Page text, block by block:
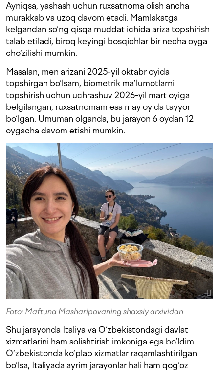
Ayniqsa, yashash uchun ruxsatnoma olish ancha
murakkab va uzoq davom etadi. Mamlakatga
kelgandan so‘ng qisqa muddat ichida ariza topshirish
talab etiladi, biroq keyingi bosqichlar bir necha oyga
cho‘zilishi mumkin.
Masalan, men arizani 2025-yil oktabr oyida
topshirgan bo‘lsam, biometrik ma’lumotlarni
topshirish uchun uchrashuv 2026-yil mart oyiga
belgilangan, ruxsatnomam esa may oyida tayyor
bo‘lgan. Umuman olganda, bu jarayon 6 oydan 12
oygacha davom etishi mumkin.
Foto: Maftuna Masharipovaning shaxsiy arxividan
Shu jarayonda Italiya va O‘zbekistondagi davlat
xizmatlarini ham solishtirish imkoniga ega bo‘ldim.
O‘zbekistonda ko‘plab xizmatlar raqamlashtirilgan
bo‘lsa, Italiyada ayrim jarayonlar hali ham qog‘oz